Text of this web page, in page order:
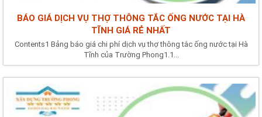
BÁO GIÁ DỊCH VỤ THỢ THÔNG TẮC ỐNG NƯỚC TẠI HÀ
TĨNH GIÁ RẺ NHẤT
Contents1 Bảng báo giá chi phí dịch vụ thợ thông tắc ống nước tại Hà
Tĩnh của Trường Phong1.1...